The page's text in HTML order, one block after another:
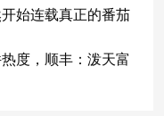
始连载真正的番茄
度，顺丰：泼天富